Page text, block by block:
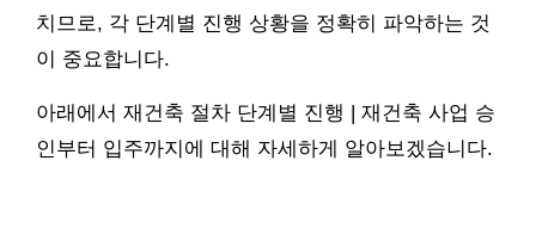
치므로, 각 단계별 진행 상황을 정확히 파악하는 것
이 중요합니다.
아래에서 재건축 절차 단계별 진행 | 재건축 사업 승
인부터 입주까지에 대해 자세하게 알아보겠습니다.